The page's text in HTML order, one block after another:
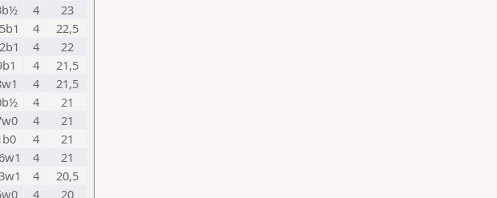
4
23
4
22,5
4
22
4
21,5
4
21,5
4
21
4
21
4
21
4
21
4
20,5
4
20